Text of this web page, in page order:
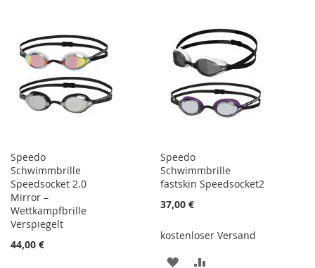
Speedo
Schwimmbrille
Speedsocket 2.0
Mirror –
Wettkampfbrille
Verspiegelt
44,00 €
Speedo
Schwimmbrille
fastskin Speedsocket2
37,00 €
kostenloser Versand
ZUR